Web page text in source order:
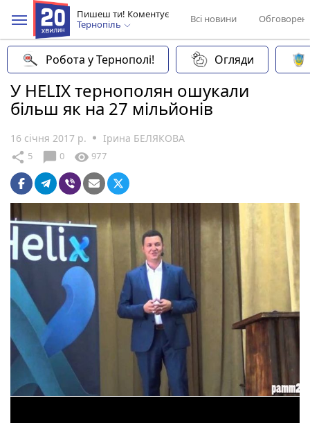
Пишеш ти! Коментує
Тернопіль
Всі новини
Робота у Тернополі! Огляди
У HELIX тернополян ошукали
більш як на 27 мільйонів
16 січня 2017 р. Ірина БЕЛЯКОВА
share 5 chat_bubble 0 visibility 977